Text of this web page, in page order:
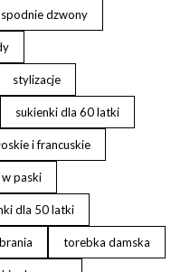
spodnie dzwony
stylizacje
sukienki dla 60 latki
i francuskie
paski
dla 50 latki
torebka damska